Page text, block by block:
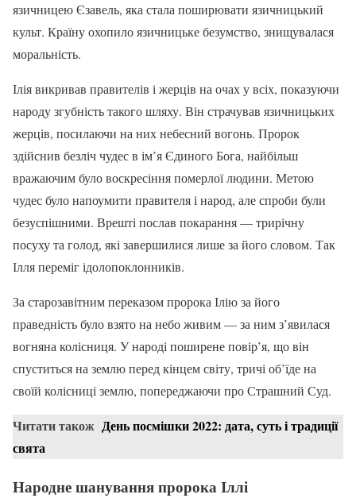
язичницею Єзавель, яка стала поширювати язичницький
культ. Країну охопило язичницьке безумство, знищувалася
моральність.
Ілія викривав правителів і жерців на очах у всіх, показуючи
народу згубність такого шляху. Він страчував язичницьких
жерців, посилаючи на них небесний вогонь. Пророк
здійснив безліч чудес в ім’я Єдиного Бога, найбільш
вражаючим було воскресіння померлої людини. Метою
чудес було напоумити правителя і народ, але спроби були
безуспішними. Врешті послав покарання — трирічну
посуху та голод, які завершилися лише за його словом. Так
Ілля переміг ідолопоклонників.
За старозавітним переказом пророка Ілію за його
праведність було взято на небо живим — за ним з’явилася
вогняна колісниця. У народі поширене повір’я, що він
спуститься на землю перед кінцем світу, тричі об’їде на
своїй колісниці землю, попереджаючи про Страшний Суд.
Читати також День посмішки 2022: дата, суть і традиції
свята
Народне шанування пророка Іллі